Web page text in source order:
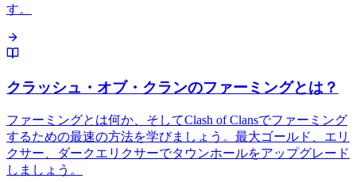
す。
クラッシュ・オブ・クランのファーミングとは？
ファーミングとは何か、そしてClash of Clansでファーミング
するための最速の方法を学びましょう。最大ゴールド、エリ
クサー、ダークエリクサーでタウンホールをアップグレード
しましょう。